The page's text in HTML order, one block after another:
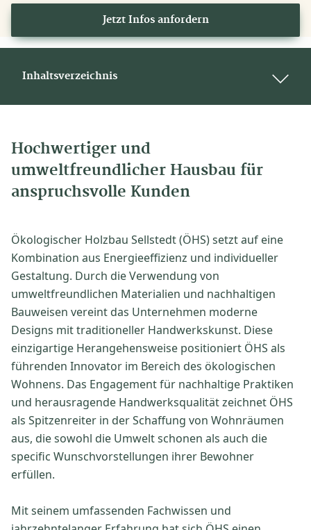
Jetzt Infos anfordern
Inhaltsverzeichnis
Hochwertiger und
umweltfreundlicher Hausbau für
anspruchsvolle Kunden
Ökologischer Holzbau Sellstedt (ÖHS) setzt auf eine
Kombination aus Energieeffizienz und individueller
Gestaltung. Durch die Verwendung von
umweltfreundlichen Materialien und nachhaltigen
Bauweisen vereint das Unternehmen moderne
Designs mit traditioneller Handwerkskunst. Diese
einzigartige Herangehensweise positioniert ÖHS als
führenden Innovator im Bereich des ökologischen
Wohnens. Das Engagement für nachhaltige Praktiken
und herausragende Handwerksqualität zeichnet ÖHS
als Spitzenreiter in der Schaffung von Wohnräumen
aus, die sowohl die Umwelt schonen als auch die
specific Wunschvorstellungen ihrer Bewohner
erfüllen.
Mit seinem umfassenden Fachwissen und